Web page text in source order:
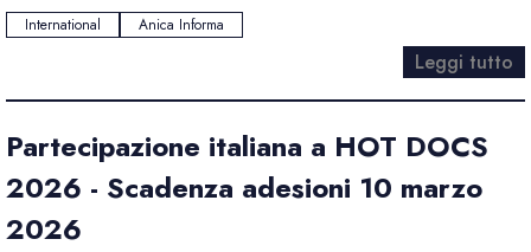
International Anica Informa
Leggi tutto
Partecipazione italiana a HOT DOCS
2026 - Scadenza adesioni 10 marzo
2026